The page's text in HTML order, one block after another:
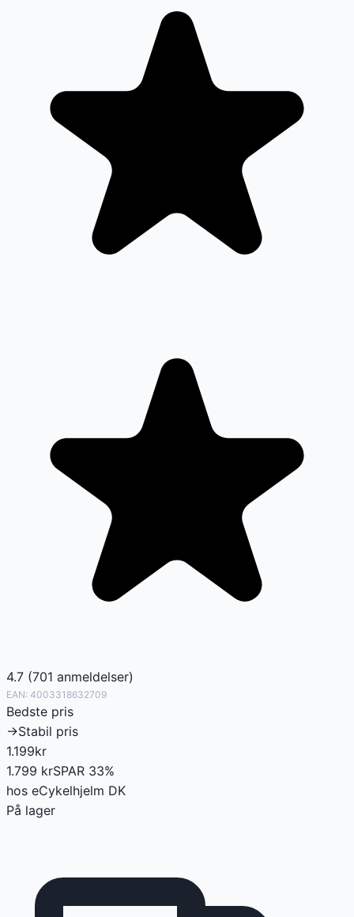
4.7 (701 anmeldelser)
EAN: 4003318632709
Bedste pris
→Stabil pris
1.199kr
1.799 krSPAR 33%
hos eCykelhjelm DK
På lager